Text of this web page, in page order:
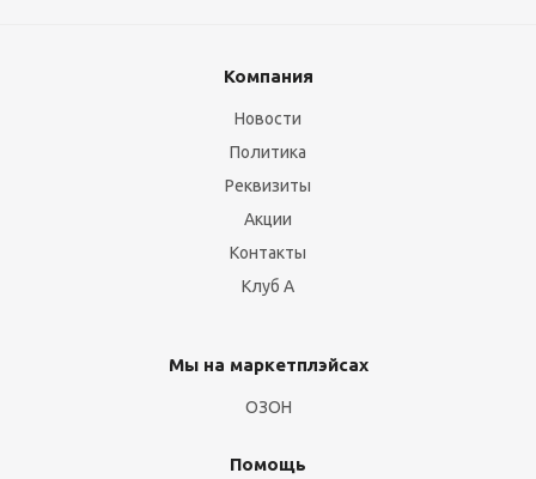
Компания
Новости
Политика
Реквизиты
Акции
Контакты
Клуб А
Мы на маркетплэйсах
ОЗОН
Помощь